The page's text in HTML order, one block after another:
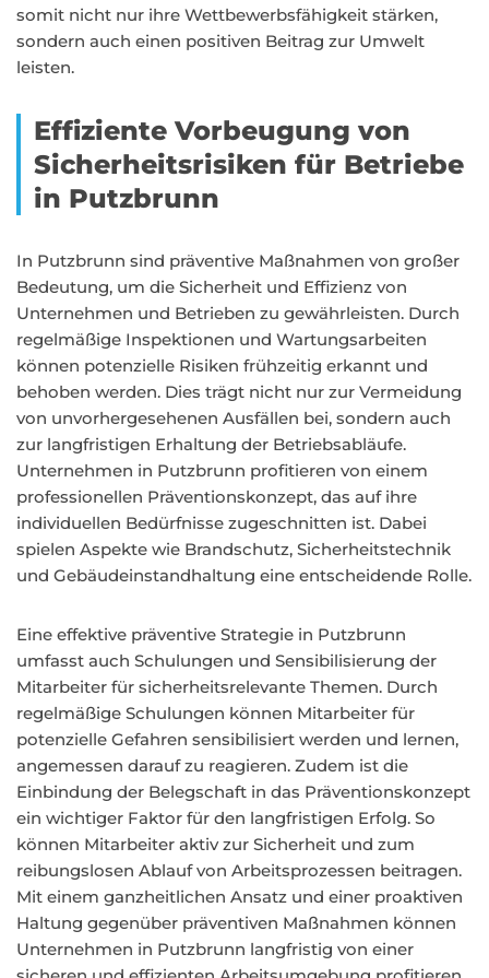
somit nicht nur ihre Wettbewerbsfähigkeit stärken,
sondern auch einen positiven Beitrag zur Umwelt
leisten.
Effiziente Vorbeugung von
Sicherheitsrisiken für Betriebe
in Putzbrunn
In Putzbrunn sind präventive Maßnahmen von großer
Bedeutung, um die Sicherheit und Effizienz von
Unternehmen und Betrieben zu gewährleisten. Durch
regelmäßige Inspektionen und Wartungsarbeiten
können potenzielle Risiken frühzeitig erkannt und
behoben werden. Dies trägt nicht nur zur Vermeidung
von unvorhergesehenen Ausfällen bei, sondern auch
zur langfristigen Erhaltung der Betriebsabläufe.
Unternehmen in Putzbrunn profitieren von einem
professionellen Präventionskonzept, das auf ihre
individuellen Bedürfnisse zugeschnitten ist. Dabei
spielen Aspekte wie Brandschutz, Sicherheitstechnik
und Gebäudeinstandhaltung eine entscheidende Rolle.
Eine effektive präventive Strategie in Putzbrunn
umfasst auch Schulungen und Sensibilisierung der
Mitarbeiter für sicherheitsrelevante Themen. Durch
regelmäßige Schulungen können Mitarbeiter für
potenzielle Gefahren sensibilisiert werden und lernen,
angemessen darauf zu reagieren. Zudem ist die
Einbindung der Belegschaft in das Präventionskonzept
ein wichtiger Faktor für den langfristigen Erfolg. So
können Mitarbeiter aktiv zur Sicherheit und zum
reibungslosen Ablauf von Arbeitsprozessen beitragen.
Mit einem ganzheitlichen Ansatz und einer proaktiven
Haltung gegenüber präventiven Maßnahmen können
Unternehmen in Putzbrunn langfristig von einer